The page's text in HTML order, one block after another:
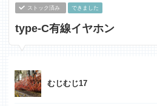
ストック済み できました
type-C有線イヤホン
むじむじ17